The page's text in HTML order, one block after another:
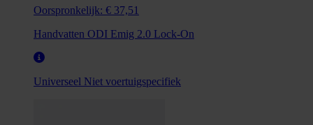
Oorspronkelijk: € 37,51
Handvatten ODI Emig 2.0 Lock-On
Universeel Niet voertuigspecifiek